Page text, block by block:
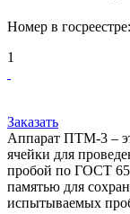
Номер в госреестре:
1
Заказать
Аппарат ПТМ-3 –
ячейки для
пробой по ГОСТ
памятью для
испытываемых